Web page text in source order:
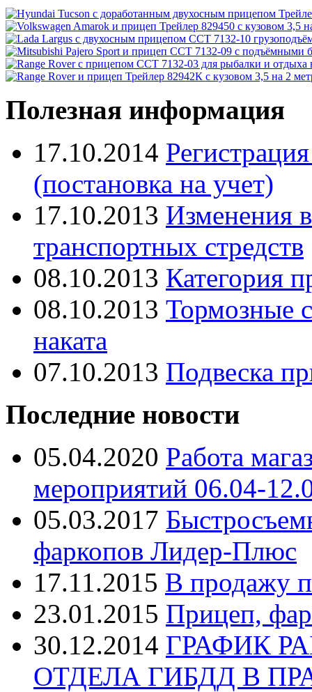
Полезная информация
17.10.2014
(постановка на учет)
17.10.2013 Изменения
транспортных стредств
08.10.2013 Категория
08.10.2013 Тормозные
наката
07.10.2013 Подвеска
Последние новости
05.04.2020 Работа
мероприятий 06.04-
05.03.2017
фаркопов Лидер-Плюс
17.11.2015 В продажу
23.01.2015 Прицеп,
30.12.2014 ГРАФИК
ОТДЕЛА ГИБДД В